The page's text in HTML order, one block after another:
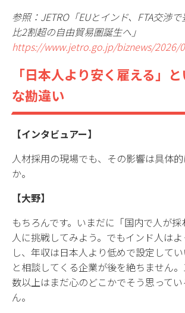
参照：JETRO「EUとインド、FTA交渉
比2割超の自由貿易圏誕生へ」
https://www.jetro.go.jp/biznews/2026/
「日本人より安く雇える」
な勘違い
【インタビュアー】
人材採用の現場でも、その影響は具体
か。
【大野】
もちろんです。いまだに「国内で人が
人に挑戦してみよう。でもインド人は
し、年収は日本人より低めで設定してい
と相談してくる企業が後を絶ちません
数以上はまだ心のどこかでそう思って
ん。